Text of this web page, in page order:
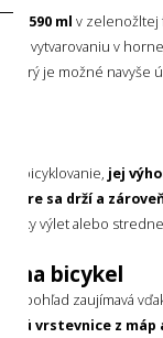
590 ml v zelenožltej
jej vytvarovaniu v
ktorý je možné
bicyklovanie, jej
dobre sa drží a
krátky výlet alebo
na bicykel
pohľad zaujímavá
vrstevnice z